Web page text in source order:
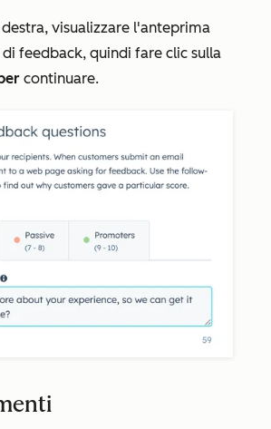
visualizzare l'anteprima
feedback, quindi fare clic sulla
continuare.